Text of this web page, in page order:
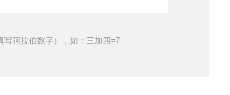
写阿拉伯数字），如：三加四=7